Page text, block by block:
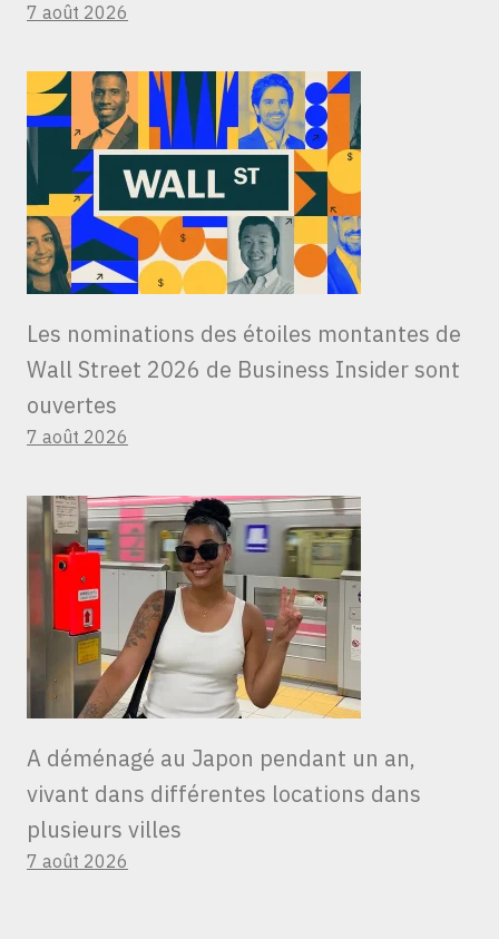
7 août 2026
Les nominations des étoiles montantes de
Wall Street 2026 de Business Insider sont
ouvertes
7 août 2026
A déménagé au Japon pendant un an,
vivant dans différentes locations dans
plusieurs villes
7 août 2026